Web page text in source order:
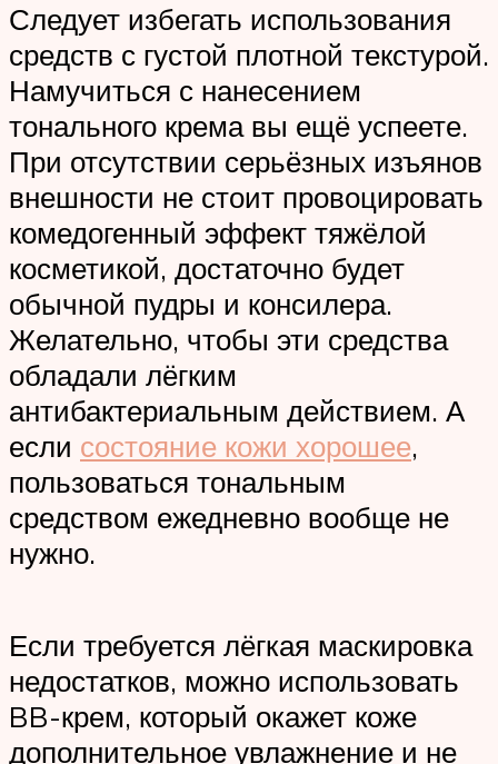
Следует избегать использования
средств с густой плотной текстурой.
Намучиться с нанесением
тонального крема вы ещё успеете.
При отсутствии серьёзных изъянов
внешности не стоит провоцировать
комедогенный эффект тяжёлой
косметикой, достаточно будет
обычной пудры и консилера.
Желательно, чтобы эти средства
обладали лёгким
антибактериальным действием. А
если состояние кожи хорошее,
пользоваться тональным
средством ежедневно вообще не
нужно.
Если требуется лёгкая маскировка
недостатков, можно использовать
BB-крем, который окажет коже
дополнительное увлажнение и не